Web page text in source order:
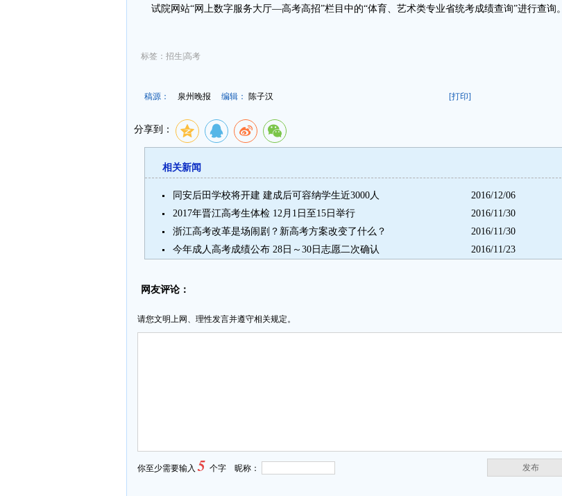
试院网站“网上数字服务大厅—高考高招”栏目中的“体育、艺术类专业省统考成绩查询”进行查询。
标签：招生|高考
稿源： 泉州晚报 编辑： 陈子汉 [打印]
分享到：
相关新闻
同安后田学校将开建 建成后可容纳学生近3000人
2016/12/06
2017年晋江高考生体检 12月1日至15日举行
2016/11/30
浙江高考改革是场闹剧？新高考方案改变了什么？
2016/11/30
今年成人高考成绩公布 28日～30日志愿二次确认
2016/11/23
网友评论：
请您文明上网、理性发言并遵守相关规定。
发布
你至少需要输入5 个字 昵称：